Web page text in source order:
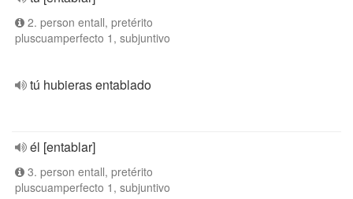
2. person entall, pretérito
pluscuamperfecto 1, subjuntivo
tú hubieras entablado
él [entablar]
3. person entall, pretérito
pluscuamperfecto 1, subjuntivo